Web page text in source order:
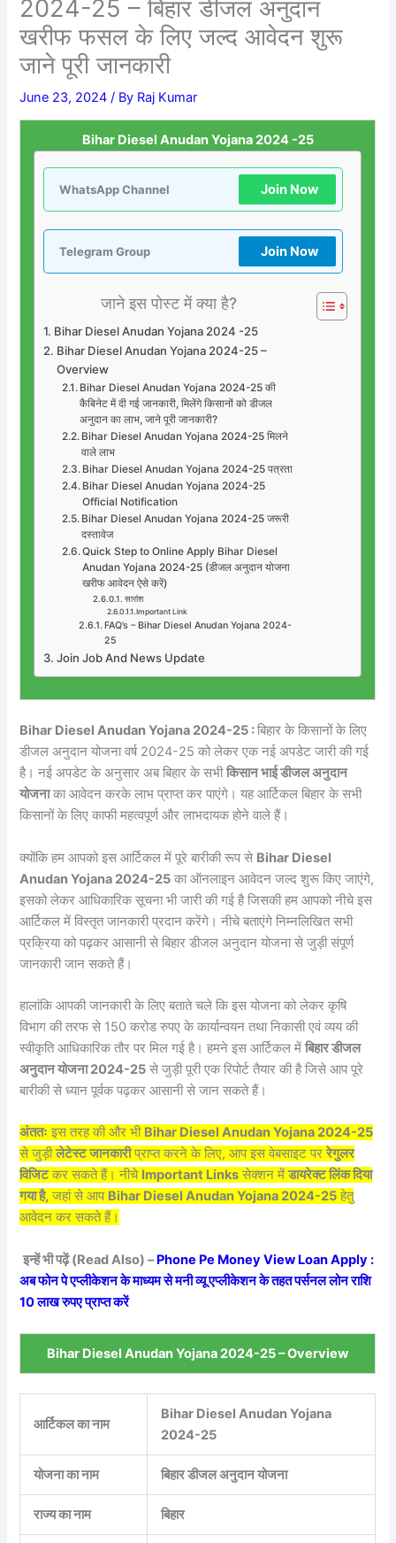
2024-25 – बिहार डीजल अनुदान
खरीफ फसल के लिए जल्द आवेदन शुरू
जाने पूरी जानकारी
June 23, 2024/ By Raj Kumar
Bihar Diesel Anudan Yojana 2024 -25
WhatsApp Channel Join Now
Telegram Group Join Now
जाने इस पोस्ट में क्या है?
Bihar Diesel Anudan Yojana 2024 -25
Bihar Diesel Anudan Yojana 2024-25 –
Overview
Bihar Diesel Anudan Yojana 2024-25 की
कैबिनेट में दी गई जानकारी, मिलेंगे किसानों को डीजल
अनुदान का लाभ, जाने पूरी जानकारी?
Bihar Diesel Anudan Yojana 2024-25 मिलने
वाले लाभ
Bihar Diesel Anudan Yojana 2024-25 पत्रता
Bihar Diesel Anudan Yojana 2024-25
Official Notification
Bihar Diesel Anudan Yojana 2024-25 जरूरी
दस्तावेज
Quick Step to Online Apply Bihar Diesel
Anudan Yojana 2024-25 (डीजल अनुदान योजना
खरीफ आवेदन ऐसे करें)
सारांश
Important Link
FAQ’s – Bihar Diesel Anudan Yojana 2024-
25
Join Job And News Update
Bihar Diesel Anudan Yojana 2024-25 :बिहार के किसानों के लिए
डीजल अनुदान योजना वर्ष 2024-25 को लेकर एक नई अपडेट जारी की गई
है। नई अपडेट के अनुसार अब बिहार के सभीकिसान भाई डीजल अनुदान
योजनाका आवेदन करके लाभ प्राप्त कर पाएंगे। यह आर्टिकल बिहार के सभी
किसानों के लिए काफी महत्वपूर्ण और लाभदायक होने वाले हैं।
क्योंकि हम आपको इस आर्टिकल में पूरे बारीकी रूप से Bihar Diesel
Anudan Yojana 2024-25 का ऑनलाइन आवेदन जल्द शुरू किए जाएंगे,
इसको लेकर आधिकारिक सूचना भी जारी की गई है जिसकी हम आपको नीचे इस
आर्टिकल में विस्तृत जानकारी प्रदान करेंगे। नीचे बताएंगे निम्नलिखित सभी
प्रक्रिया को पढ़कर आसानी से बिहार डीजल अनुदान योजना से जुड़ी संपूर्ण
जानकारी जान सकते हैं।
हालांकि आपकी जानकारी के लिए बताते चले कि इस योजना को लेकर कृषि
विभाग की तरफ से 150 करोड रुपए के कार्यान्वयन तथा निकासी एवं व्यय की
स्वीकृति आधिकारिक तौर पर मिल गई है। हमने इस आर्टिकल मेंबिहार डीजल
अनुदान योजना 2024-25 से जुड़ी पूरी एक रिपोर्ट तैयार की है जिसे आप पूरे
बारीकी से ध्यान पूर्वक पढ़कर आसानी से जान सकते हैं।
अंततः इस तरह की और भी Bihar Diesel Anudan Yojana 2024-25
से जुड़ीलेटेस्ट जानकारीप्राप्त करने के लिए, आप इस वेबसाइट पररेगुलर
विजिटकर सकते हैं। नीचे Important Links सेक्शन मेंडायरेक्ट लिंक दिया
गया है, जहां से आप Bihar Diesel Anudan Yojana 2024-25 हेतु
आवेदन कर सकते हैं।
इन्हें भी पढ़ें (Read Also) –Phone Pe Money View Loan Apply :
अब फोन पे एप्लीकेशन के माध्यम से मनी व्यू एप्लीकेशन के तहत पर्सनल लोन राशि
10 लाख रुपए प्राप्त करें
Bihar Diesel Anudan Yojana 2024-25– Overview
आर्टिकल का नाम
Bihar Diesel Anudan Yojana
2024-25
योजना का नाम बिहार डीजल अनुदान योजना
राज्य का नाम बिहार